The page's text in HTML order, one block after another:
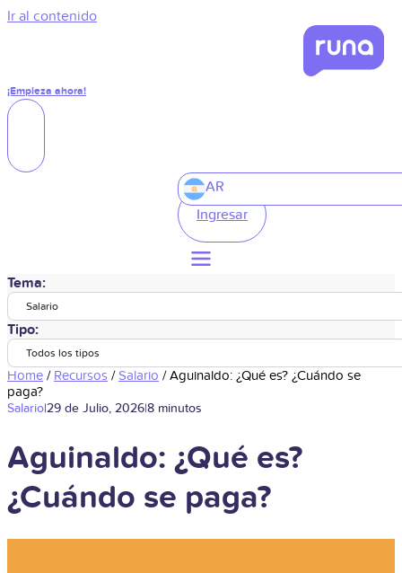
Ir al contenido
¡Empieza ahora!
AR
Ingresar
Tema:
Salario
Tipo:
Todos los tipos
Home / Recursos /Salario /Aguinaldo: ¿Qué es? ¿Cuándo se
paga?
Salario|29 de Julio, 2026|8 minutos
Aguinaldo: ¿Qué es?
¿Cuándo se paga?